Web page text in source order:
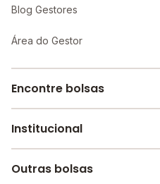
Blog Gestores
Área do Gestor
Encontre bolsas
Melhores escolas de São Paulo
Escolas por cidade e bairro
Institucional
Sobre o Melhor Escola
Outras bolsas